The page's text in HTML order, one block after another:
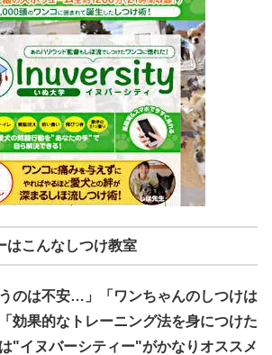
はこんなしつけ教室
うのは不安…」「ワンちゃんのしつけは
効果的なトレーニング法を身につけた
"イヌバーシティー"がかなりオススメ